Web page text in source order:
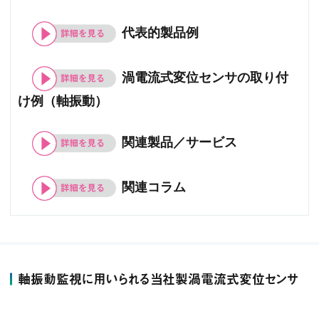
代表的製品例
渦電流式変位センサの取り付
け例（軸振動）
関連製品／サービス
関連コラム
軸振動監視に用いられる当社製渦電流式変位センサ